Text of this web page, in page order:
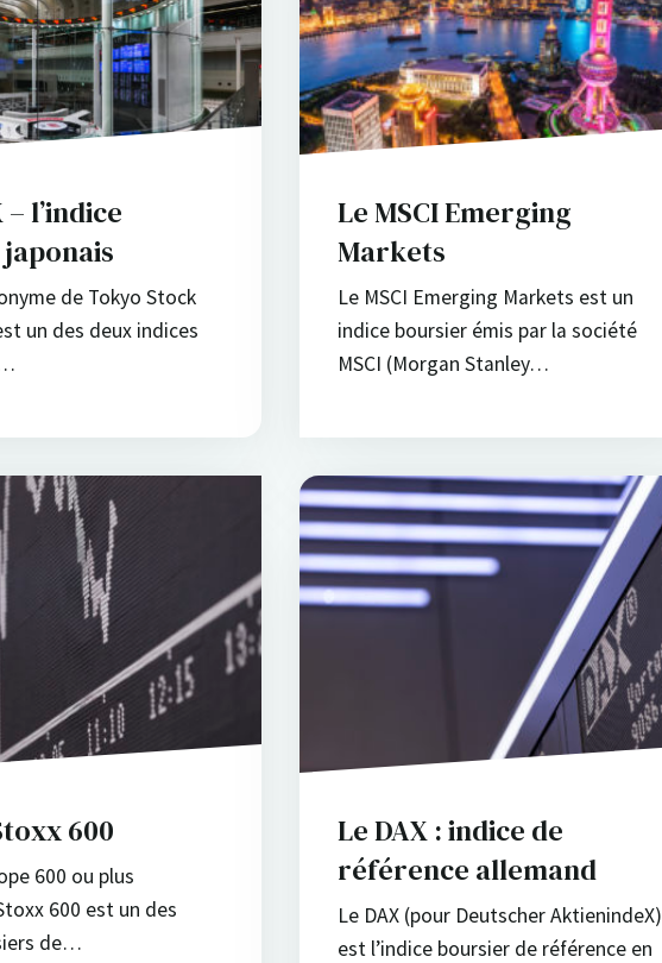
– l’indice
de Tokyo Stock
un des deux indices
Le MSCI Emerging
Markets
Le MSCI Emerging Markets est un
indice boursier émis par la société
MSCI (Morgan Stanley…
600
600 ou plus
600 est un des
de…
Le DAX : indice de
référence allemand
Le DAX (pour Deutscher AktienindeX)
est l’indice boursier de référence en